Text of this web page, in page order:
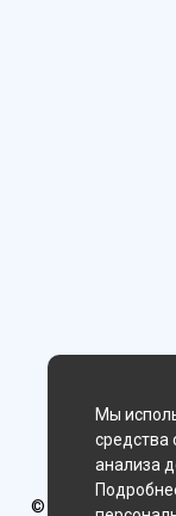
© Delaflor -
Мы
средства
анализа